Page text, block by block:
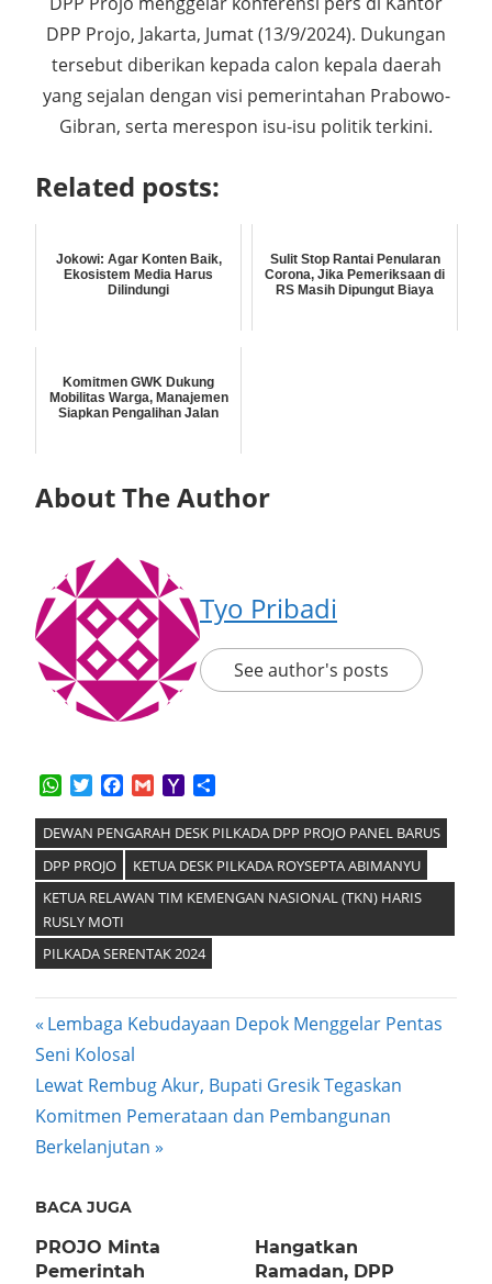
DPP Projo, Jakarta, Jumat (13/9/2024). Dukungan
tersebut diberikan kepada calon kepala daerah
yang sejalan dengan visi pemerintahan Prabowo-
Gibran, serta merespon isu-isu politik terkini.
Related posts:
Jokowi: Agar Konten Baik,
Ekosistem Media Harus
Dilindungi
Sulit Stop Rantai Penularan
Corona, Jika Pemeriksaan di
RS Masih Dipungut Biaya
Komitmen GWK Dukung
Mobilitas Warga, Manajemen
Siapkan Pengalihan Jalan
About The Author
Tyo Pribadi
See author's posts
WhatsApp
TwitterFacebook
GmailYahoo
DEWAN PENGARAH DESK PILKADA DPP PROJO PANEL BARUS
DPP PROJO
KETUA DESK PILKADA ROYSEPTA ABIMANYU
KETUA RELAWAN TIM KEMENGAN NASIONAL (TKN) HARIS
RUSLY MOTI
PILKADA SERENTAK 2024
Post
navigation
Previous
Post:
Lembaga Kebudayaan Depok Menggelar Pentas
Seni Kolosal
Next
Post:
Lewat Rembug Akur, Bupati Gresik Tegaskan
Komitmen Pemerataan dan Pembangunan
Berkelanjutan
BACA JUGA
PROJO Minta
Pemerintah
Hangatkan
Ramadan, DPP